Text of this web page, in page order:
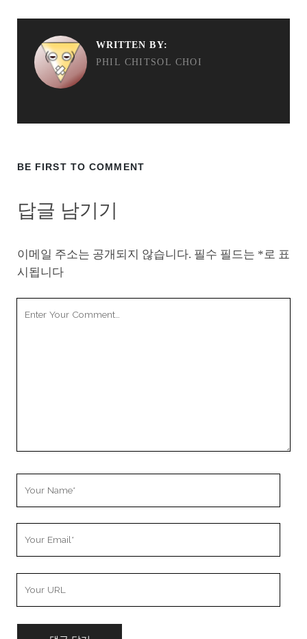
WRITTEN BY:
PHIL CHITSOL CHOI
BE FIRST TO COMMENT
답글 남기기
이메일 주소는 공개되지 않습니다. 필수 필드는 * 로 표
시됩니다